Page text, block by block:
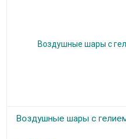
Воздушные шары с